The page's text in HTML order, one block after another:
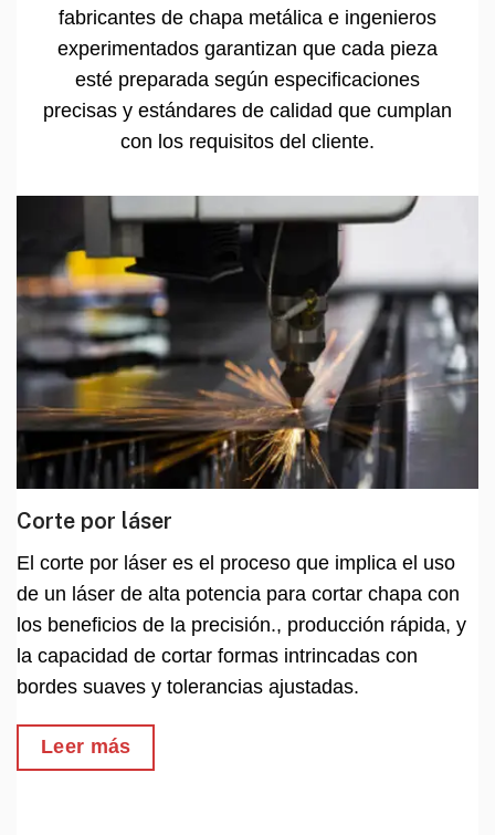
fabricantes de chapa metálica e ingenieros
experimentados garantizan que cada pieza
esté preparada según especificaciones
precisas y estándares de calidad que cumplan
con los requisitos del cliente.
Corte por láser
El corte por láser es el proceso que implica el uso
de un láser de alta potencia para cortar chapa con
los beneficios de la precisión., producción rápida, y
la capacidad de cortar formas intrincadas con
bordes suaves y tolerancias ajustadas.
Leer más